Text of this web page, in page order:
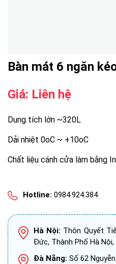
Bàn mát 6 ngăn
Giá: Liên hệ
Dung tích lớn ~320L
Dải nhiệt 0oC ~ +10oC
Chất liệu cánh cửa làm bằng
Hotline: 0984.924.384
Hà Nội: Thôn Quyết
Đức, Thành Phố Hà
Đà Nẵng: Số 62